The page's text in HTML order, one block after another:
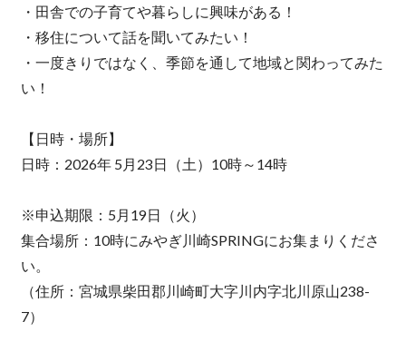
・田舎での子育てや暮らしに興味がある！
・移住について話を聞いてみたい！
・一度きりではなく、季節を通して地域と関わってみた
い！
【日時・場所】
日時：2026年 5月23日（土）10時～14時
※申込期限：5月19日（火）
集合場所：10時にみやぎ川崎SPRINGにお集まりくださ
い。
（住所：宮城県柴田郡川崎町大字川内字北川原山238-
7）